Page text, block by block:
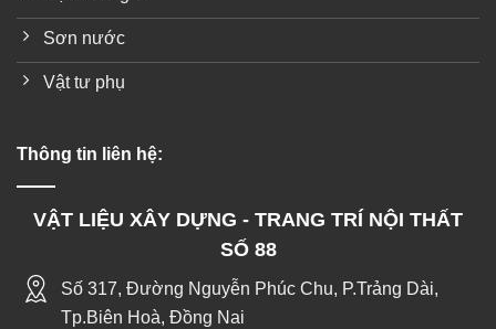
Sơn nước
Vật tư phụ
Thông tin liên hệ:
VẬT LIỆU XÂY DỰNG - TRANG TRÍ NỘI THẤT
SỐ 88
Số 317, Đường Nguyễn Phúc Chu, P.Trảng Dài,
Tp.Biên Hoà, Đồng Nai